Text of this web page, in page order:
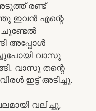
രണ്ട്
ഇവന്‍ എന്റെ
ചുണ്ടേല്‍
അപ്പോള്‍
വാസു
വാസു തന്റെ
ഇട്ട് അടിച്ചു.
വലിച്ചു,